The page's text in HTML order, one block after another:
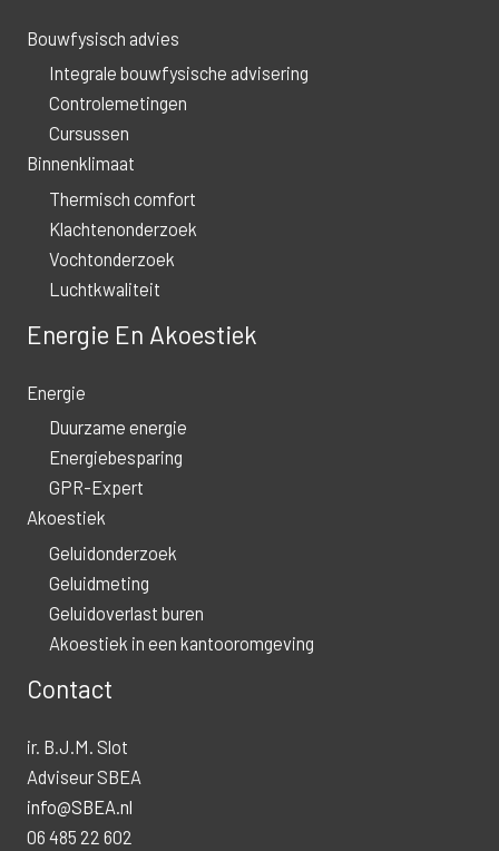
Bouwfysisch advies
Integrale bouwfysische advisering
Controlemetingen
Cursussen
Binnenklimaat
Thermisch comfort
Klachtenonderzoek
Vochtonderzoek
Luchtkwaliteit
Energie En Akoestiek
Energie
Duurzame energie
Energiebesparing
GPR-Expert
Akoestiek
Geluidonderzoek
Geluidmeting
Geluidoverlast buren
Akoestiek in een kantooromgeving
Contact
ir. B.J.M. Slot
Adviseur SBEA
info@SBEA.nl
06 485 22 602